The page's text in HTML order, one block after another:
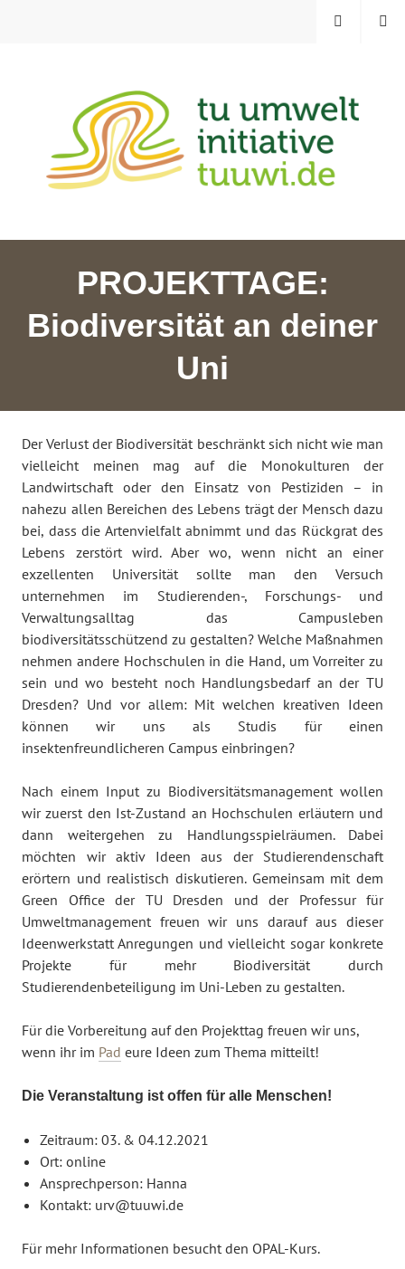
TU UMWELTINITIATIVE
MENÜ
SUCHE
PROJEKTTAGE:
Biodiversität an deiner
Uni
Der Verlust der Biodiversität beschränkt sich nicht wie man
vielleicht meinen mag auf die Monokulturen der
Landwirtschaft oder den Einsatz von Pestiziden – in
nahezu allen Bereichen des Lebens trägt der Mensch dazu
bei, dass die Artenvielfalt abnimmt und das Rückgrat des
Lebens zerstört wird. Aber wo, wenn nicht an einer
exzellenten Universität sollte man den Versuch
unternehmen im Studierenden-, Forschungs- und
Verwaltungsalltag das Campusleben
biodiversitätsschützend zu gestalten? Welche Maßnahmen
nehmen andere Hochschulen in die Hand, um Vorreiter zu
sein und wo besteht noch Handlungsbedarf an der TU
Dresden? Und vor allem: Mit welchen kreativen Ideen
können wir uns als Studis für einen
insektenfreundlicheren Campus einbringen?
Nach einem Input zu Biodiversitätsmanagement wollen
wir zuerst den Ist-Zustand an Hochschulen erläutern und
dann weitergehen zu Handlungsspielräumen. Dabei
möchten wir aktiv Ideen aus der Studierendenschaft
erörtern und realistisch diskutieren. Gemeinsam mit dem
Green Office der TU Dresden und der Professur für
Umweltmanagement freuen wir uns darauf aus dieser
Ideenwerkstatt Anregungen und vielleicht sogar konkrete
Projekte für mehr Biodiversität durch
Studierendenbeteiligung im Uni-Leben zu gestalten.
Für die Vorbereitung auf den Projekttag freuen wir uns,
wenn ihr im Pad eure Ideen zum Thema mitteilt!
Die Veranstaltung ist offen für alle Menschen!
Zeitraum: 03. & 04.12.2021
Ort: online
Ansprechperson: Hanna
Kontakt: urv@tuuwi.de
Für mehr Informationen besucht den OPAL-Kurs.